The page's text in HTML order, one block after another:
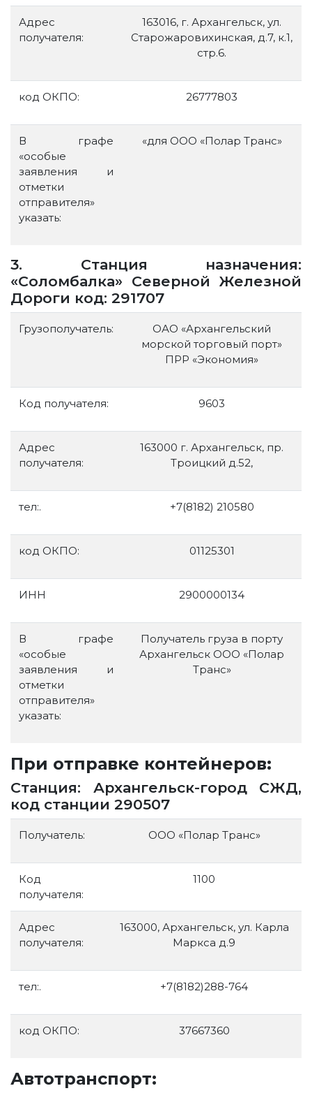
Адрес
получателя:
163016, г. Архангельск, ул.
Старожаровихинская, д.7, к.1,
стр.6.
код ОКПО: 26777803
В графе
«особые
заявления и
отметки
отправителя»
указать:
«для ООО «Полар Транс»
3. Станция назначения:
«Соломбалка» Северной Железной
Дороги код: 291707
Грузополучатель:
ОАО «Архангельский
морской торговый порт»
ПРР «Экономия»
Код получателя: 9603
Адрес
получателя:
163000 г. Архангельск, пр.
Троицкий д.52,
тел:. +7(8182) 210580
код ОКПО: 01125301
ИНН 2900000134
В графе
«особые
заявления и
отметки
отправителя»
указать:
Получатель груза в порту
Архангельск ООО «Полар
Транс»
При отправке контейнеров:
Станция: Архангельск-город СЖД,
код станции 290507
Получатель: ООО «Полар Транс»
Код
получателя:
1100
Адрес
получателя:
163000, Архангельск, ул. Карла
Маркса д.9
тел:. +7(8182)288-764
код ОКПО: 37667360
Автотранспорт: